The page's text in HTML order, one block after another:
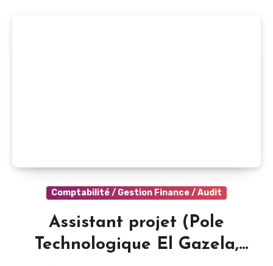
Comptabilité / Gestion Finance / Audit
Assistant projet (Pole
Technologique El Gazela,